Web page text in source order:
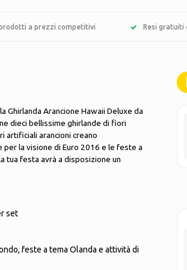
a prezzi competitivi Resi gratuiti
Ghirlanda Arancione Hawaii Deluxe da
dieci bellissime ghirlande di fiori
artificiali arancioni creano
la visione di Euro 2016 e le feste a
tua festa avrà a disposizione un
set
feste a tema Olanda e attività di